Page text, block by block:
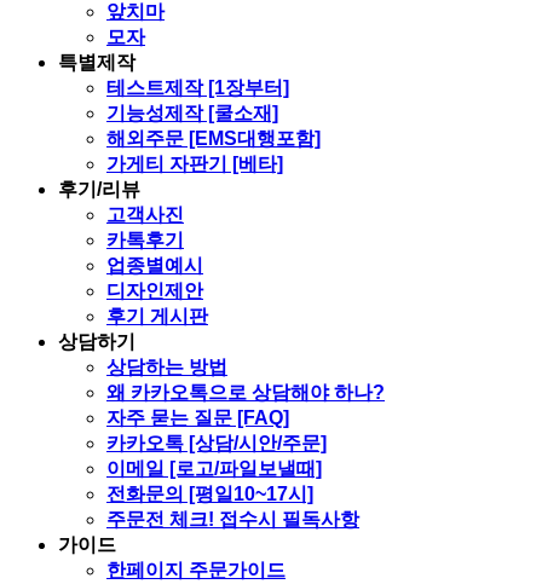
앞치마
모자
특별제작
테스트제작 [1장부터]
기능성제작 [쿨소재]
해외주문 [EMS대행포함]
가게티 자판기 [베타]
후기/리뷰
고객사진
카톡후기
업종별예시
디자인제안
후기 게시판
상담하기
상담하는 방법
왜 카카오톡으로 상담해야 하나?
자주 묻는 질문 [FAQ]
카카오톡 [상담/시안/주문]
이메일 [로고/파일보낼때]
전화문의 [평일10~17시]
주문전 체크! 접수시 필독사항
가이드
한페이지 주문가이드